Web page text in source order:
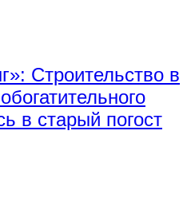
Строительство в
в старый погост